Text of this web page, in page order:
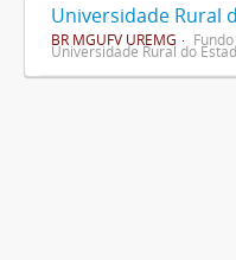
Universidade Rural
BR MGUFV UREMG Fundo
Universidade Rural do